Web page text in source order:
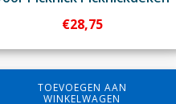
€28,75
TOEVOEGEN AAN
WINKELWAGEN